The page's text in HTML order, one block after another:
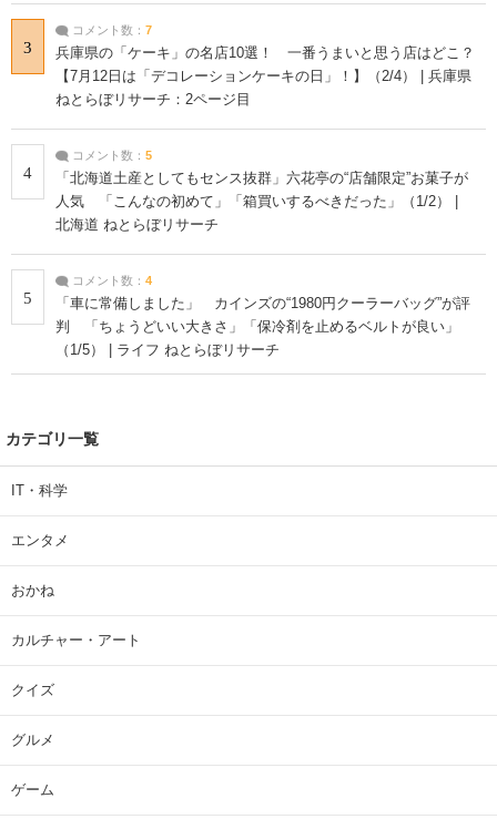
3
コメント数： 7
兵庫県の「ケーキ」の名店10選！ 一番うまいと思う店はどこ？
【7月12日は「デコレーションケーキの日」！】（2/4） | 兵庫県
ねとらぼリサーチ：2ページ目
4
コメント数： 5
「北海道土産としてもセンス抜群」六花亭の“店舗限定”お菓子が
人気 「こんなの初めて」「箱買いするべきだった」（1/2） |
北海道 ねとらぼリサーチ
5
コメント数： 4
「車に常備しました」 カインズの“1980円クーラーバッグ”が評
判 「ちょうどいい大きさ」「保冷剤を止めるベルトが良い」
（1/5） | ライフ ねとらぼリサーチ
カテゴリ一覧
IT・科学
エンタメ
おかね
カルチャー・アート
クイズ
グルメ
ゲーム